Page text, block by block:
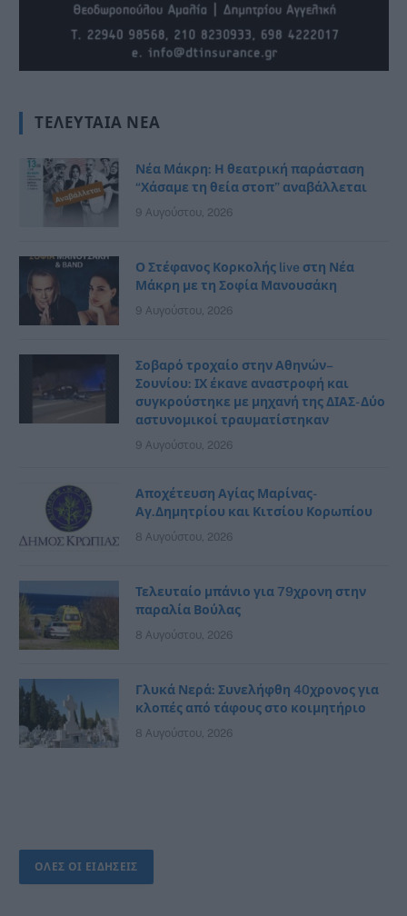
ΤΕΛΕΥΤΑΊΑ ΝΈΑ
Νέα Μάκρη: Η θεατρική παράσταση
“Χάσαμε τη θεία στοπ” αναβάλλεται
9 Αυγούστου, 2026
Ο Στέφανος Κορκολής live στη Νέα
Μάκρη με τη Σοφία Μανουσάκη
9 Αυγούστου, 2026
Σοβαρό τροχαίο στην Αθηνών–
Σουνίου: ΙΧ έκανε αναστροφή και
συγκρούστηκε με μηχανή της ΔΙΑΣ- Δύο
αστυνομικοί τραυματίστηκαν
9 Αυγούστου, 2026
Αποχέτευση Αγίας Μαρίνας-
Αγ.Δημητρίου και Κιτσίου Κορωπίου
8 Αυγούστου, 2026
Τελευταίο μπάνιο για 79χρονη στην
παραλία Βούλας
8 Αυγούστου, 2026
Γλυκά Νερά: Συνελήφθη 40χρονος για
κλοπές από τάφους στο κοιμητήριο
8 Αυγούστου, 2026
ΟΛΕΣ ΟΙ ΕΙΔΗΣΕΙΣ